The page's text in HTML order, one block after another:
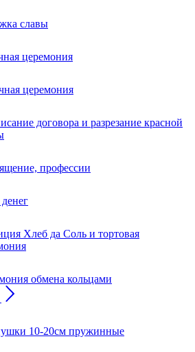
славы
церемония
церемония
договора и разрезание красной
профессии
Хлеб да Соль и тортовая
обмена кольцами
10-20см пружинные